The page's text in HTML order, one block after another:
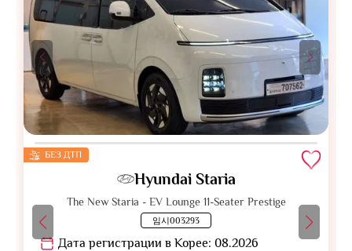
БЕЗ ДТП
Hyundai Staria
The New Staria - EV Lounge 11-Seater Prestige
임시003293
Дата регистрации в Корее: 08.2026